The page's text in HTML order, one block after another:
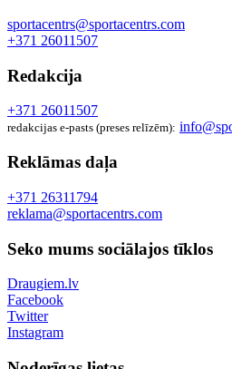
sportacentrs@sportacentrs.com
+371 26011507
Redakcija
+371 26011507
redakcijas e-pasts (preses relīzēm):
Reklāmas daļa
+371 26311794
reklama@sportacentrs.com
Seko mums sociālajos tīklos
Draugiem.lv
Facebook
Twitter
Instagram